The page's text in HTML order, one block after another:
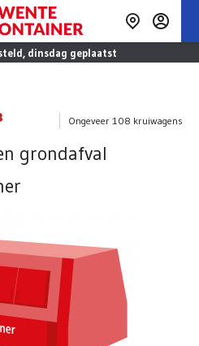
dinsdag geplaatst
grondafval
Ongeveer 108 kruiwagens